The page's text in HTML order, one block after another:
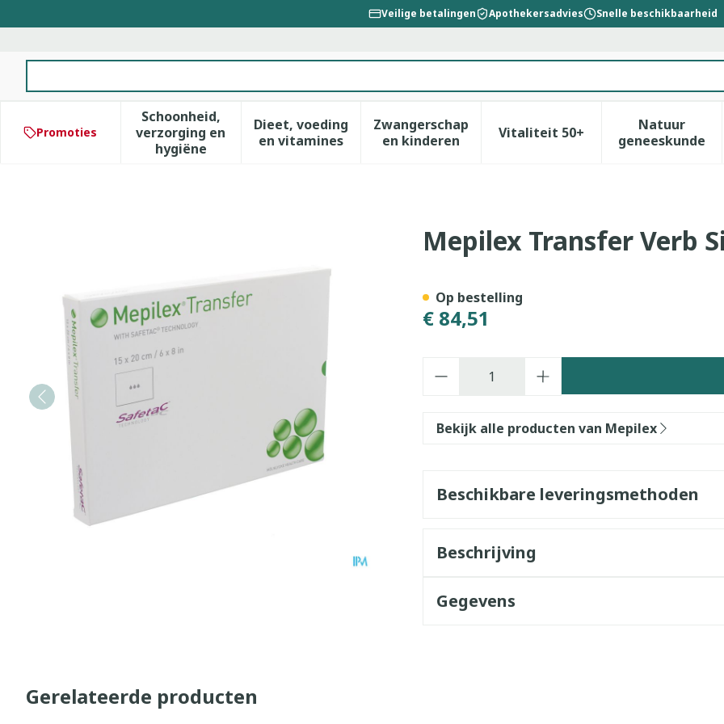
Veilige betalingen Apothekersadvies Snelle beschikbaarheid
Promoties
Schoonheid,
verzorging en
hygiëne
Toon submenu voor Schoonheid, verzorging en hygiëne categorie
Dieet, voeding
en vitamines
Toon submenu voor Dieet, voeding en vitamines categorie
Zwangerschap
en kinderenToon submenu voor Zwangerschap en
Vitaliteit 50+Toon submenu voor
Natuur
geneeskunde
Toon
Mepilex Transfer Verb Sil Ster 15x20cm 5 294800
Mepilex Transfer Verb
€ 84,51
Op bestelling
Bekijk alle producten van Mepilex
Beschikbare leveringsmethoden
Beschrijving
Gegevens
Gerelateerde producten